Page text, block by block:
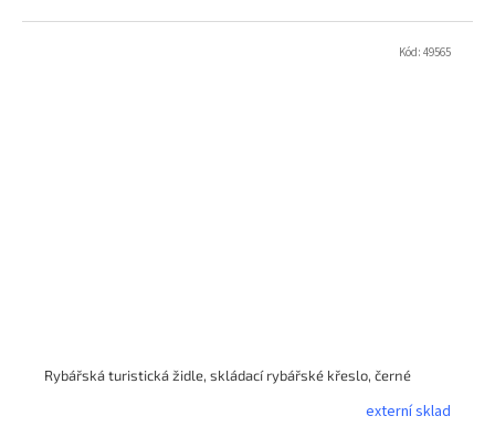
Rybářská turistická židle, skládací rybářské křeslo, černé
externí sklad
Kód: 49565